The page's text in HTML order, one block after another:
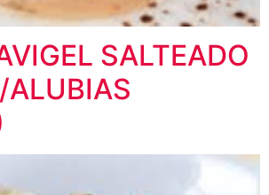
SALTEADO
ALUBIAS